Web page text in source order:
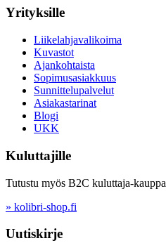
Yrityksille
Liikelahjavalikoima
Kuvastot
Ajankohtaista
Sopimusasiakkuus
Sunnittelupalvelut
Asiakastarinat
Blogi
UKK
Kuluttajille
Tutustu myös B2C kuluttaja-
» kolibri-shop.fi
Uutiskirje